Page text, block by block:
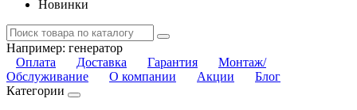
Новинки
Например: генератор
Оплата
Доставка Гарантия
Монтаж/
Обслуживание
О компании Акции
Блог
Категории